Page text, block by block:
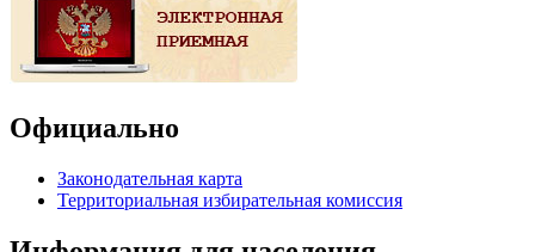
Официально
Законодательная карта
Территориальная избирательная комиссия